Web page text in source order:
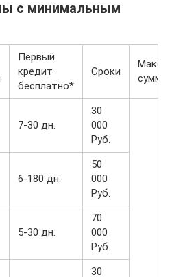
с минимальным
Первый
кредит
бесплатно*
Сроки
сумма
7-30 дн.
30
000
Руб.
6-180 дн.
50
000
Руб.
5-30 дн.
70
000
Руб.
30